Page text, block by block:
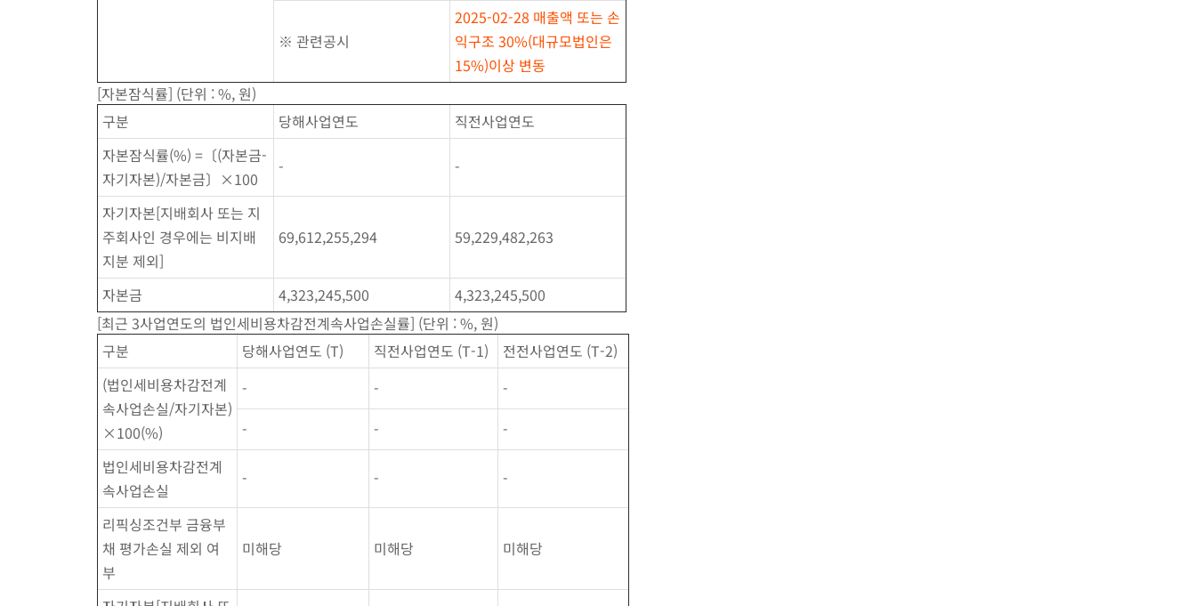
※ 관련공시
2025-02-28 매출액 또는 손
익구조 30%(대규모법인은
15%)이상 변동
[자본잠식률] (단위 : %, 원)
구분
당해사업연도
직전사업연도
자본잠식률(%) =〔(자본금-
자기자본)/자본금〕×100
- -
자기자본[지배회사 또는 지
주회사인 경우에는 비지배
지분 제외]
69,612,255,294 59,229,482,263
자본금 4,323,245,500
4,323,245,500
[최근 3사업연도의 법인세비용차감전계속사업손실률] (단위 : %, 원)
구분
당해사업연도 (T) 직전사업연도 (T-1)
전전사업연도 (T-2)
(법인세비용차감전계
속사업손실/자기자본)
×100(%)
- -
-
-
-
-
법인세비용차감전계
속사업손실
- - -
리픽싱조건부 금융부
채 평가손실 제외 여
부
미해당 미해당 미해당